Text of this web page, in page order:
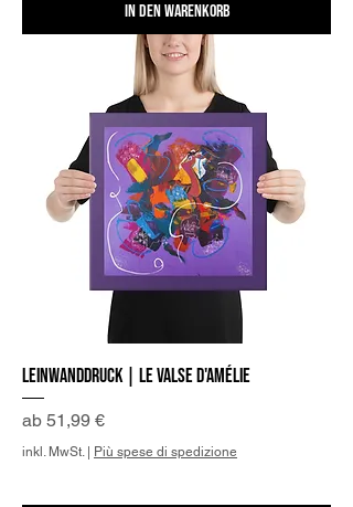
In den Warenkorb
Leinwanddruck | Le valse d'Amélie
ab 51,99 €
Sale-Preis
inkl. MwSt.| Più spese di spedizione